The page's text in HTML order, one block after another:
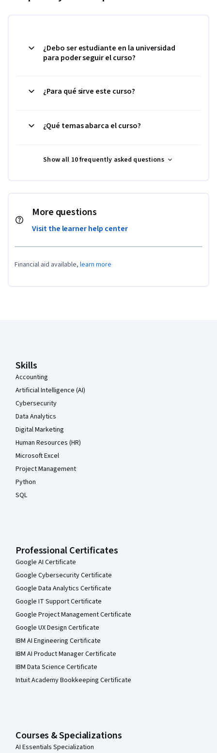
¿Debo ser estudiante en la universidad
para poder seguir el curso?
¿Para qué sirve este curso?
¿Qué temas abarca el curso?
Show all 10 frequently asked questions
More questions
Visit the learner help center
Financial aid available, learn more
Skills
Accounting
Artificial Intelligence (AI)
Cybersecurity
Data Analytics
Digital Marketing
Human Resources (HR)
Microsoft Excel
Project Management
Python
SQL
Professional Certificates
Google AI Certificate
Google Cybersecurity Certificate
Google Data Analytics Certificate
Google IT Support Certificate
Google Project Management Certificate
Google UX Design Certificate
IBM AI Engineering Certificate
IBM AI Product Manager Certificate
IBM Data Science Certificate
Intuit Academy Bookkeeping Certificate
Courses & Specializations
AI Essentials Specialization